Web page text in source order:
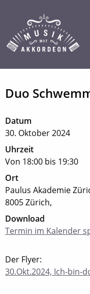
Duo
Datum
30. Oktober 2024
Uhrzeit
Von 18:00 bis 19:30
Ort
Paulus Akademie
8005 Zürich,
Download
Termin im Kalender
Der Flyer:
30.Okt.2024, Ich-bin-